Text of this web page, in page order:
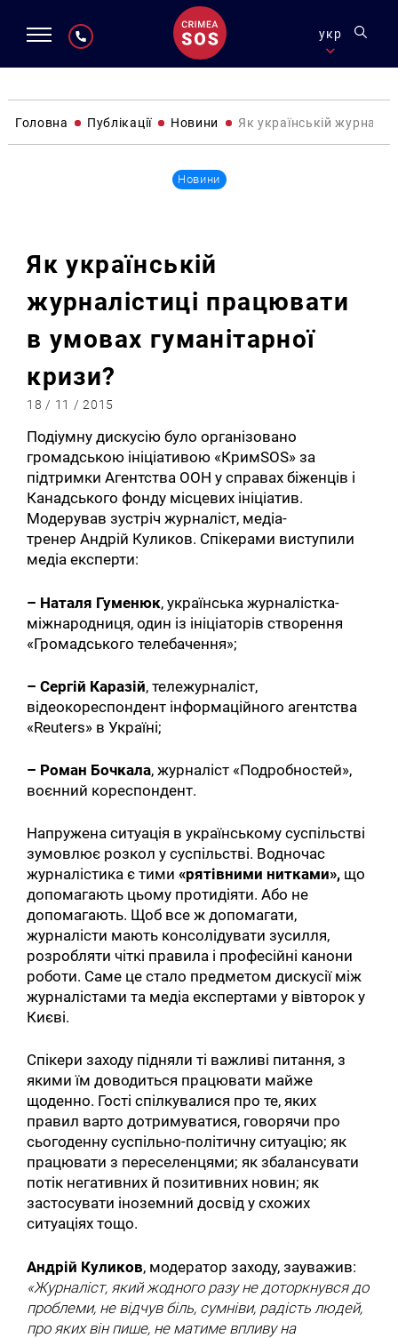
укр
Головна Публікації Новини Як українській
Новини
Як українській
журналістиці працювати
в умовах гуманітарної
кризи?
18 / 11 / 2015
Подіумну дискусію було організовано
громадською ініціативою «КримSOS» за
підтримки Агентства ООН у справах біженців і
Канадського фонду місцевих ініціатив.
Модерував зустріч журналіст, медіа-
тренер Андрій Куликов. Спікерами виступили
медіа експерти:
– Наталя Гуменюк, українська журналістка-
міжнародниця, один із ініціаторів створення
«Громадського телебачення»;
– Сергій Каразій, тележурналіст,
відеокореспондент інформаційного агентства
«Reuters» в Україні;
– Роман Бочкала, журналіст «Подробностей»,
воєнний кореспондент.
Напружена ситуація в українському суспільстві
зумовлює розкол у суспільстві. Водночас
журналістика є тими«рятівними нитками», що
допомагають цьому протидіяти. Або не
допомагають. Щоб все ж допомагати,
журналісти мають консолідувати зусилля,
розробляти чіткі правила і професійні канони
роботи. Саме це стало предметом дискусії між
журналістами та медіа експертами у вівторок у
Києві.
Спікери заходу підняли ті важливі питання, з
якими їм доводиться працювати майже
щоденно. Гості спілкувалися про те, яких
правил варто дотримуватися, говорячи про
сьогоденну суспільно-політичну ситуацію; як
працювати з переселенцями; як збалансувати
потік негативних й позитивних новин; як
застосувати іноземний досвід у схожих
ситуаціях тощо.
Андрій Куликов, модератор заходу, зауважив:
«Журналіст, який жодного разу не доторкнувся до
проблеми, не відчув біль, сумніви, радість людей,
про яких він пише, не матиме впливу на